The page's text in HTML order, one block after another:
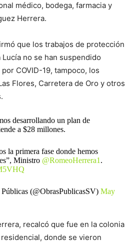
médico, bodega, farmacia y
Herrera.
que los trabajos de protección
no se han suspendido
COVID-19, tampoco, los
Flores, Carretera de Oro y otros
desarrollando un plan de
a $28 millones.
la primera fase donde hemos
Ministro @RomeoHerrera1 .
(@ObrasPublicasSV) May
recalcó que fue en la colonia
donde se vieron